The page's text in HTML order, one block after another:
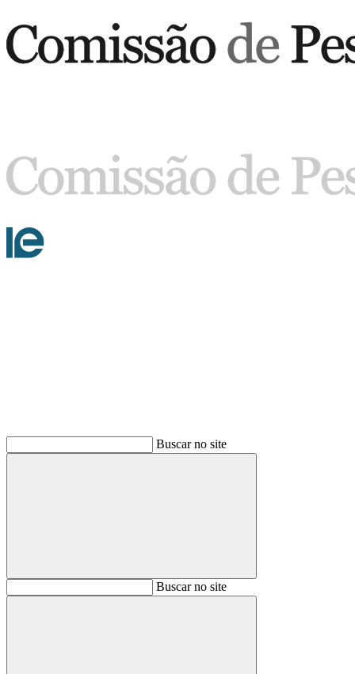
Buscar no site
BuscarBuscar no site